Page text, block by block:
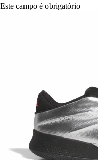
Este campo é obrigatório